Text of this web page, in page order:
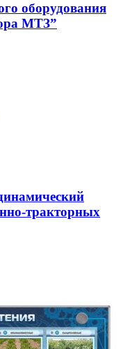
оборудования
МТЗ”
тракторных